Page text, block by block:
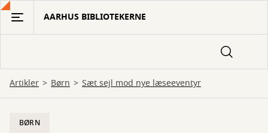
Gå
hovedindhold
AARHUS BIBLIOTEKERNE
Artikler Børn Sæt sejl mod nye læseeventyr
BØRN